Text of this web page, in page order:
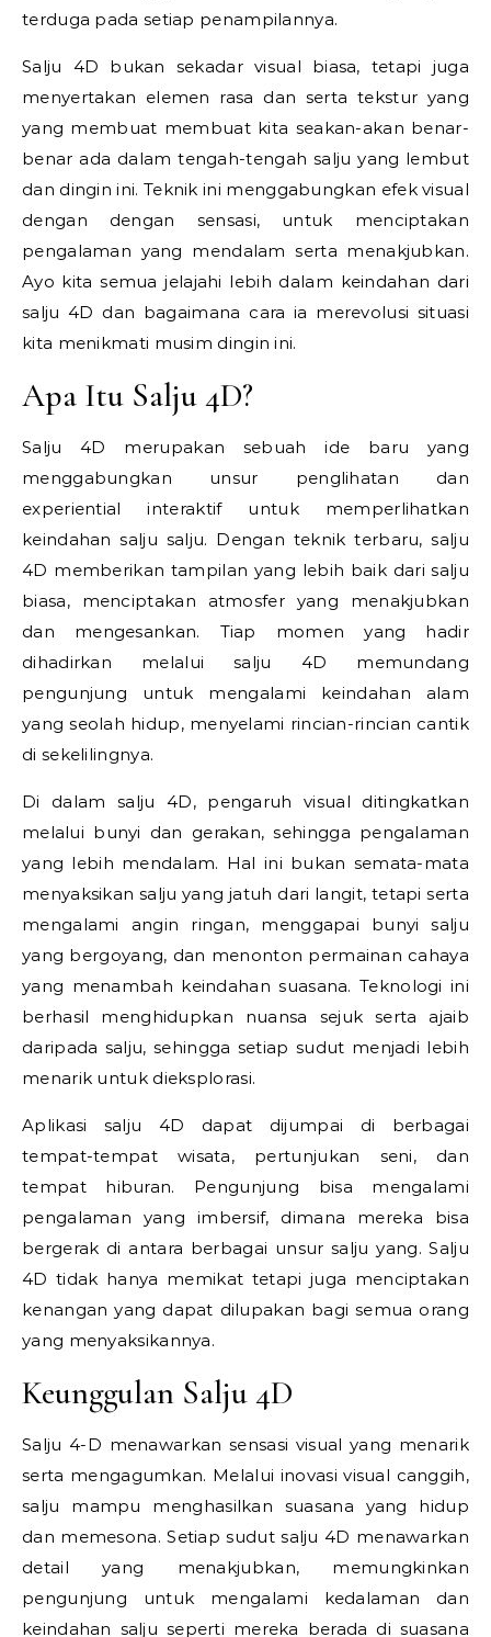
terduga pada setiap penampilannya.
Salju 4D bukan sekadar visual biasa, tetapi juga
menyertakan elemen rasa dan serta tekstur yang
yang membuat membuat kita seakan-akan benar-
benar ada dalam tengah-tengah salju yang lembut
dan dingin ini. Teknik ini menggabungkan efek visual
dengan dengan sensasi, untuk menciptakan
pengalaman yang mendalam serta menakjubkan.
Ayo kita semua jelajahi lebih dalam keindahan dari
salju 4D dan bagaimana cara ia merevolusi situasi
kita menikmati musim dingin ini.
Apa Itu Salju 4D?
Salju 4D merupakan sebuah ide baru yang
menggabungkan unsur penglihatan dan
experiential interaktif untuk memperlihatkan
keindahan salju salju. Dengan teknik terbaru, salju
4D memberikan tampilan yang lebih baik dari salju
biasa, menciptakan atmosfer yang menakjubkan
dan mengesankan. Tiap momen yang hadir
dihadirkan melalui salju 4D memundang
pengunjung untuk mengalami keindahan alam
yang seolah hidup, menyelami rincian-rincian cantik
di sekelilingnya.
Di dalam salju 4D, pengaruh visual ditingkatkan
melalui bunyi dan gerakan, sehingga pengalaman
yang lebih mendalam. Hal ini bukan semata-mata
menyaksikan salju yang jatuh dari langit, tetapi serta
mengalami angin ringan, menggapai bunyi salju
yang bergoyang, dan menonton permainan cahaya
yang menambah keindahan suasana. Teknologi ini
berhasil menghidupkan nuansa sejuk serta ajaib
daripada salju, sehingga setiap sudut menjadi lebih
menarik untuk dieksplorasi.
Aplikasi salju 4D dapat dijumpai di berbagai
tempat-tempat wisata, pertunjukan seni, dan
tempat hiburan. Pengunjung bisa mengalami
pengalaman yang imbersif, dimana mereka bisa
bergerak di antara berbagai unsur salju yang. Salju
4D tidak hanya memikat tetapi juga menciptakan
kenangan yang dapat dilupakan bagi semua orang
yang menyaksikannya.
Keunggulan Salju 4D
Salju 4-D menawarkan sensasi visual yang menarik
serta mengagumkan. Melalui inovasi visual canggih,
salju mampu menghasilkan suasana yang hidup
dan memesona. Setiap sudut salju 4D menawarkan
detail yang menakjubkan, memungkinkan
pengunjung untuk mengalami kedalaman dan
keindahan salju seperti mereka berada di suasana